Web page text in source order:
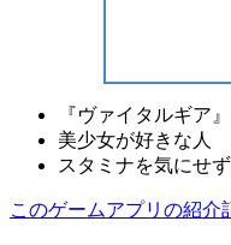
『ヴァイタルギア』
美少女が好きな人
スタミナを気にせず
このゲームアプリの紹介